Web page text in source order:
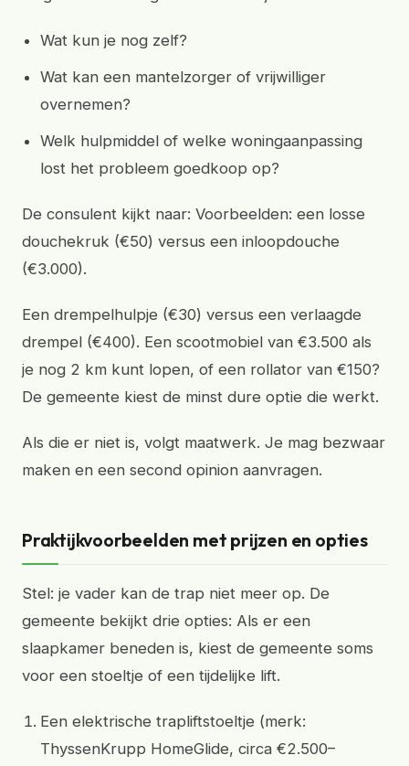
Wat kun je nog zelf?
Wat kan een mantelzorger of vrijwilliger
overnemen?
Welk hulpmiddel of welke woningaanpassing
lost het probleem goedkoop op?
De consulent kijkt naar: Voorbeelden: een losse
douchekruk (€50) versus een inloopdouche
(€3.000).
Een drempelhulpje (€30) versus een verlaagde
drempel (€400). Een scootmobiel van €3.500 als
je nog 2 km kunt lopen, of een rollator van €150?
De gemeente kiest de minst dure optie die werkt.
Als die er niet is, volgt maatwerk. Je mag bezwaar
maken en een second opinion aanvragen.
Praktijkvoorbeelden met prijzen en opties
Stel: je vader kan de trap niet meer op. De
gemeente bekijkt drie opties: Als er een
slaapkamer beneden is, kiest de gemeente soms
voor een stoeltje of een tijdelijke lift.
Een elektrische trapliftstoeltje (merk:
ThyssenKrupp HomeGlide, circa €2.500–